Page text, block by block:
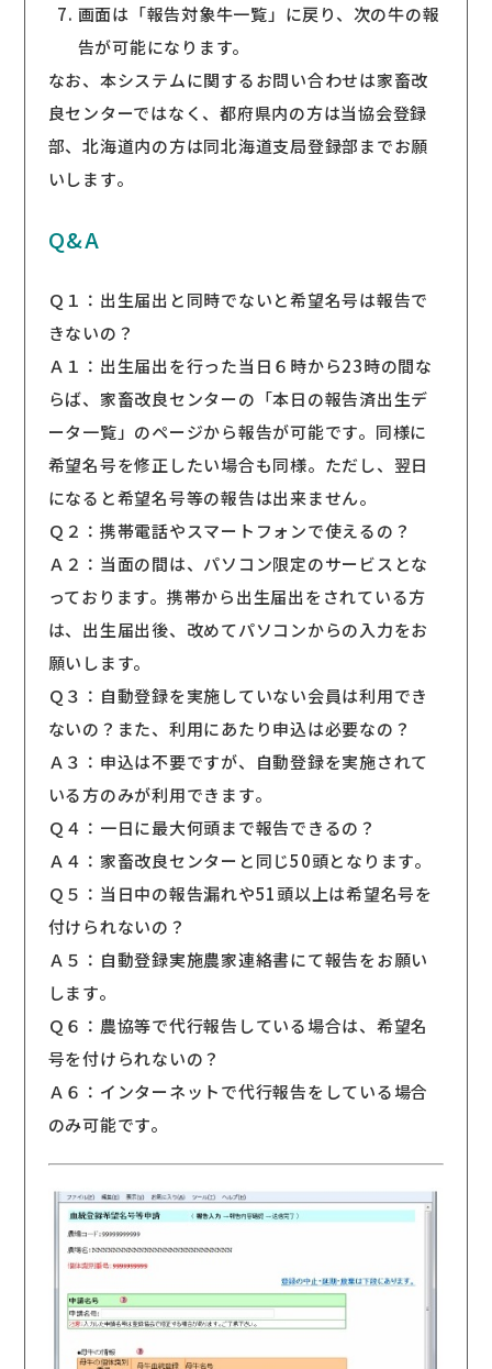
画面は「報告対象牛一覧」に戻り、次の牛の報
告が可能になります。
なお、本システムに関するお問い合わせは家畜改
良センターではなく、都府県内の方は当協会登録
部、北海道内の方は同北海道支局登録部までお願
いします。
Q&A
Ｑ１：出生届出と同時でないと希望名号は報告で
きないの？
Ａ１：出生届出を行った当日６時から23時の間な
らば、家畜改良センターの「本日の報告済出生デ
ータ一覧」のページから報告が可能です。同様に
希望名号を修正したい場合も同様。ただし、翌日
になると希望名号等の報告は出来ません。
Ｑ２：携帯電話やスマートフォンで使えるの？
Ａ２：当面の間は、パソコン限定のサービスとな
っております。携帯から出生届出をされている方
は、出生届出後、改めてパソコンからの入力をお
願いします。
Ｑ３：自動登録を実施していない会員は利用でき
ないの？また、利用にあたり申込は必要なの？
Ａ３：申込は不要ですが、自動登録を実施されて
いる方のみが利用できます。
Ｑ４：一日に最大何頭まで報告できるの？
Ａ４：家畜改良センターと同じ50頭となります。
Ｑ５：当日中の報告漏れや51頭以上は希望名号を
付けられないの？
Ａ５：自動登録実施農家連絡書にて報告をお願い
します。
Ｑ６：農協等で代行報告している場合は、希望名
号を付けられないの？
Ａ６：インターネットで代行報告をしている場合
のみ可能です。